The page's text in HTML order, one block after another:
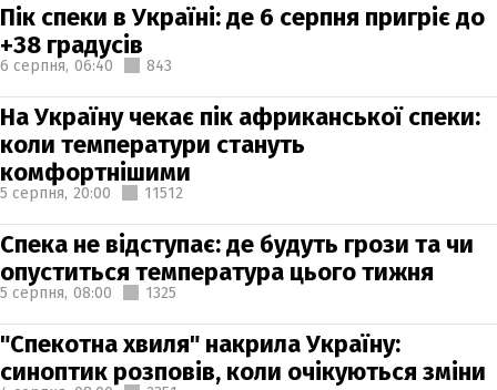
Пік спеки в Україні: де 6 серпня пригріє до
+38 градусів
6 серпня, 06:40 843
На Україну чекає пік африканської спеки:
коли температури стануть
комфортнішими
5 серпня, 20:00 11512
Спека не відступає: де будуть грози та чи
опуститься температура цього тижня
5 серпня, 08:00 1325
"Спекотна хвиля" накрила Україну:
синоптик розповів, коли очікуються зміни